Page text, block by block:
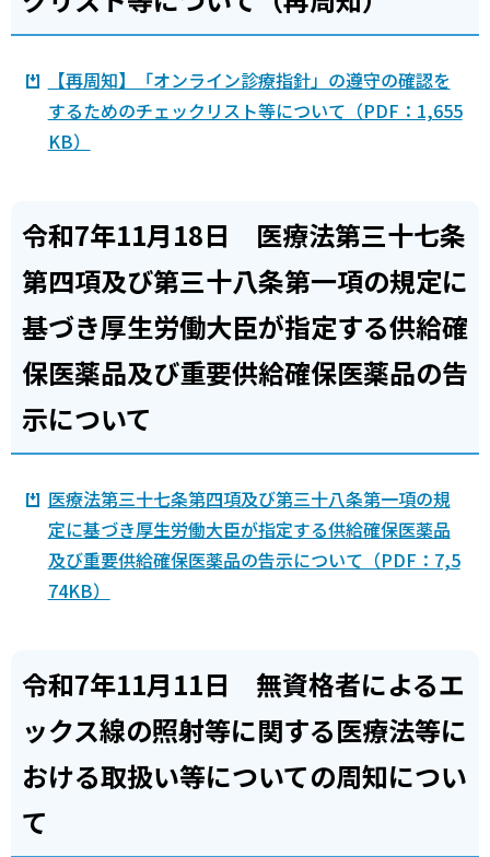
【再周知】「オンライン診療指針」の遵守の確認を
するためのチェックリスト等について（PDF：1,655
KB）
令和7年11月18日 医療法第三十七条
第四項及び第三十八条第一項の規定に
基づき厚生労働大臣が指定する供給確
保医薬品及び重要供給確保医薬品の告
示について
医療法第三十七条第四項及び第三十八条第一項の規
定に基づき厚生労働大臣が指定する供給確保医薬品
及び重要供給確保医薬品の告示について（PDF：7,5
74KB）
令和7年11月11日 無資格者によるエ
ックス線の照射等に関する医療法等に
おける取扱い等についての周知につい
て